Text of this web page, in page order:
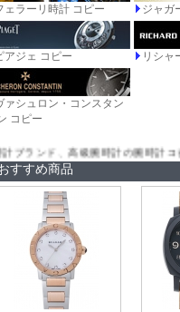
ェラーリ時計 コピー ジャガ
アジェ コピー リシャ
ァシュロン・コンスタン
コピー
ド、高級腕時計の腕時計コ
すすめ商品